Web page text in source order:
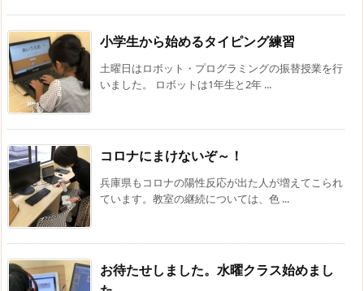
小学生から始めるタイピング練習
土曜日はロボット・プログラミングの振替授業を行
いました。 ロボットは1年生と2年 ...
コロナにまけないぞ～！
兵庫県もコロナの陽性反応が出た人が増えてこられ
ています。教室の継続については、色 ...
お待たせしました。水曜クラス始めまし